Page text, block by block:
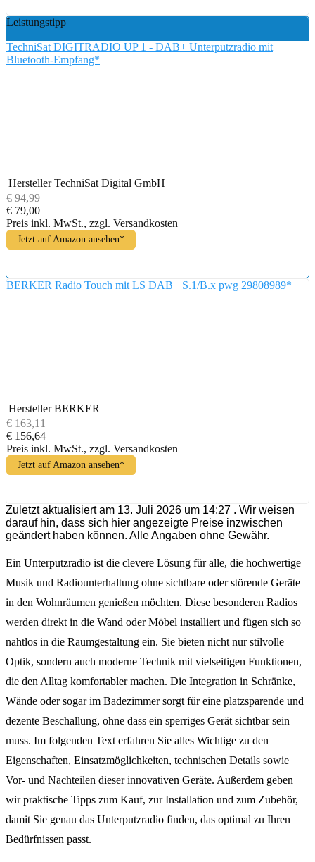
Leistungstipp
TechniSat DIGITRADIO UP 1 - DAB+ Unterputzradio mit
Bluetooth-Empfang*
Hersteller TechniSat Digital GmbH
€ 94,99
€ 79,00
Preis inkl. MwSt., zzgl. Versandkosten
Jetzt auf Amazon ansehen*
BERKER Radio Touch mit LS DAB+ S.1/B.x pwg 29808989*
Hersteller BERKER
€ 163,11
€ 156,64
Preis inkl. MwSt., zzgl. Versandkosten
Jetzt auf Amazon ansehen*
Zuletzt aktualisiert am 13. Juli 2026 um 14:27 . Wir weisen
darauf hin, dass sich hier angezeigte Preise inzwischen
geändert haben können. Alle Angaben ohne Gewähr.
Ein Unterputzradio ist die clevere Lösung für alle, die hochwertige
Musik und Radiounterhaltung ohne sichtbare oder störende Geräte
in den Wohnräumen genießen möchten. Diese besonderen Radios
werden direkt in die Wand oder Möbel installiert und fügen sich so
nahtlos in die Raumgestaltung ein. Sie bieten nicht nur stilvolle
Optik, sondern auch moderne Technik mit vielseitigen Funktionen,
die den Alltag komfortabler machen. Die Integration in Schränke,
Wände oder sogar im Badezimmer sorgt für eine platzsparende und
dezente Beschallung, ohne dass ein sperriges Gerät sichtbar sein
muss. Im folgenden Text erfahren Sie alles Wichtige zu den
Eigenschaften, Einsatzmöglichkeiten, technischen Details sowie
Vor- und Nachteilen dieser innovativen Geräte. Außerdem geben
wir praktische Tipps zum Kauf, zur Installation und zum Zubehör,
damit Sie genau das Unterputzradio finden, das optimal zu Ihren
Bedürfnissen passt.